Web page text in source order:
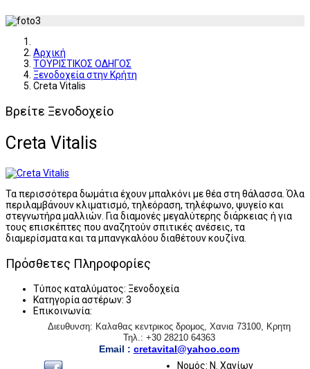
Αρχική
ΤΟΥΡΙΣΤΙΚΟΣ ΟΔΗΓΟΣ
Ξενοδοχεία στην Κρήτη
Creta Vitalis
Βρείτε Ξενοδοχείο
Creta Vitalis
Τα περισσότερα δωμάτια έχουν μπαλκόνι με θέα στη θάλασσα. Όλα
περιλαμβάνουν κλιματισμό, τηλεόραση, τηλέφωνο, ψυγείο και
στεγνωτήρα μαλλιών. Για διαμονές μεγαλύτερης διάρκειας ή για
τους επισκέπτες που αναζητούν σπιτικές ανέσεις, τα
διαμερίσματα και τα μπανγκαλόου διαθέτουν κουζίνα.
Πρόσθετες Πληροφορίες
Τύπος καταλύματος: Ξενοδοχεία
Κατηγορία αστέρων: 3
Επικοινωνία:
Διευθυνση: Καλαθας κεντρικος δρομος, Χανια 73100, Κρητη
Τηλ.: +30 28210 64363
Email : cretavital@yahoo.com
Νομός: Ν. Χανίων